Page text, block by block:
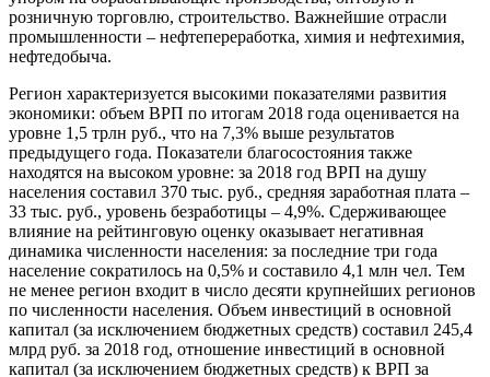
розничную торговлю, строительство. Важнейшие отрасли
промышленности – нефтепереработка, химия и нефтехимия,
нефтедобыча.
Регион характеризуется высокими показателями развития
экономики: объем ВРП по итогам 2018 года оценивается на
уровне 1,5 трлн руб., что на 7,3% выше результатов
предыдущего года. Показатели благосостояния также
находятся на высоком уровне: за 2018 год ВРП на душу
населения составил 370 тыс. руб., средняя заработная плата –
33 тыс. руб., уровень безработицы – 4,9%. Сдерживающее
влияние на рейтинговую оценку оказывает негативная
динамика численности населения: за последние три года
население сократилось на 0,5% и составило 4,1 млн чел. Тем
не менее регион входит в число десяти крупнейших регионов
по численности населения. Объем инвестиций в основной
капитал (за исключением бюджетных средств) составил 245,4
млрд руб. за 2018 год, отношение инвестиций в основной
капитал (за исключением бюджетных средств) к ВРП за